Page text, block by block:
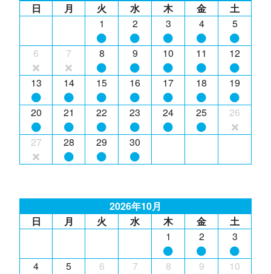
日
月 火 水 木 金
土
1
2 3 4 5
6 7 8 9 10 11 12
13 14 15 16 17 18 19
20 21 22 23 24 25 26
27 28 29 30
2026年10月
日
月 火 水 木 金
土
1
2 3
4 5 6 7 8 9 10